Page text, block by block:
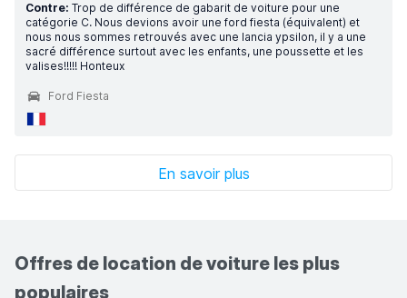
Contre: Trop de différence de gabarit de voiture pour une
catégorie C. Nous devions avoir une ford fiesta (équivalent) et
nous nous sommes retrouvés avec une lancia ypsilon, il y a une
sacré différence surtout avec les enfants, une poussette et les
valises!!!!! Honteux
Ford Fiesta
En savoir plus
Offres de location de voiture les plus
populaires